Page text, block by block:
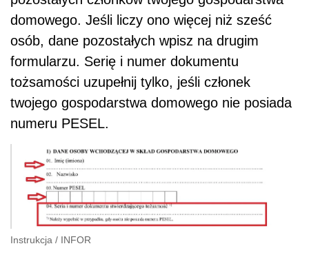
domowego. Jeśli liczy ono więcej niż sześć
osób, dane pozostałych wpisz na drugim
formularzu. Serię i numer dokumentu
tożsamości uzupełnij tylko, jeśli członek
twojego gospodarstwa domowego nie posiada
numeru PESEL.
Instrukcja / INFOR